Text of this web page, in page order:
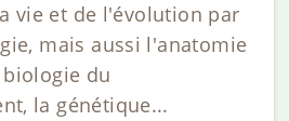
vie et de l'évolution par
mais aussi l'anatomie
du
la génétique...